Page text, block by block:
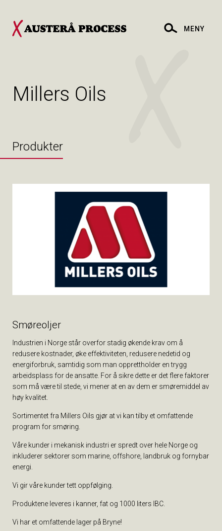
MENY
Millers Oils
Produkter
Smøreoljer
Industrien i Norge står overfor stadig økende krav om å
redusere kostnader, øke effektiviteten, redusere nedetid og
energiforbruk, samtidig som man opprettholder en trygg
arbeidsplass for de ansatte. For å sikre dette er det flere faktorer
som må være til stede, vi mener at en av dem er smøremiddel av
høy kvalitet.
Sortimentet fra Millers Oils gjør at vi kan tilby et omfattende
program for smøring.
Våre kunder i mekanisk industri er spredt over hele Norge og
inkluderer sektorer som marine, offshore, landbruk og fornybar
energi.
Vi gir våre kunder tett oppfølging.
Produktene leveres i kanner, fat og 1000 liters IBC.
Vi har et omfattende lager på Bryne!